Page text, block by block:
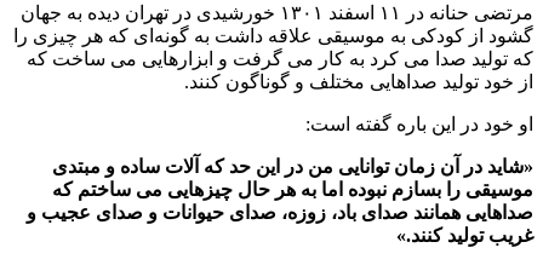
مرتضی حنانه در ۱۱ اسفند ۱۳۰۱ خورشیدی در تهران دیده به جهان
گشود از کودکی به موسیقی علاقه داشت به گونه‌ای که هر چیزی را
که تولید صدا می کرد به کار می گرفت و ابزارهایی می ساخت که
از خود تولید صداهایی مختلف و گوناگون کنند.
او خود در این باره گفته است:
«شاید در آن زمان توانایی من در این حد که آلات ساده و مبتدی
موسیقی را بسازم نبوده اما به هر حال چیزهایی می ساختم که
صداهایی همانند صدای باد، زوزه، صدای حیوانات و صدای عجیب و
غریب تولید کنند.»